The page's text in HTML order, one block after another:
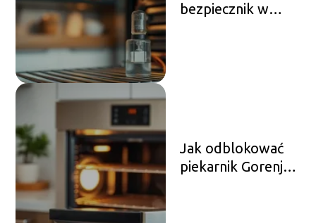
bezpiecznik w
Jak odblokować
piekarnik Gorenje